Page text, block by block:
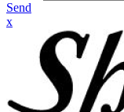
Send
x